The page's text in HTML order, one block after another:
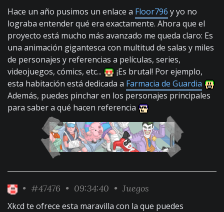
Hace un año pusimos un enlace a Floor796 y yo no
lograba entender qué era exactamente. Ahora que el
proyecto está mucho más avanzado me queda claro: Es
una animación gigantesca con multitud de salas y miles
de personajes y referencias a películas, series,
videojuegos, cómics, etc...
¡Es brutal! Por ejemplo,
esta habitación está dedicada a Farmacia de Guardia
Además, puedes pinchar en los personajes principales
para saber a qué hacen referencia
• #47476 • 09:34:40 • Juegos
Xkcd te ofrece esta maravilla con la que puedes